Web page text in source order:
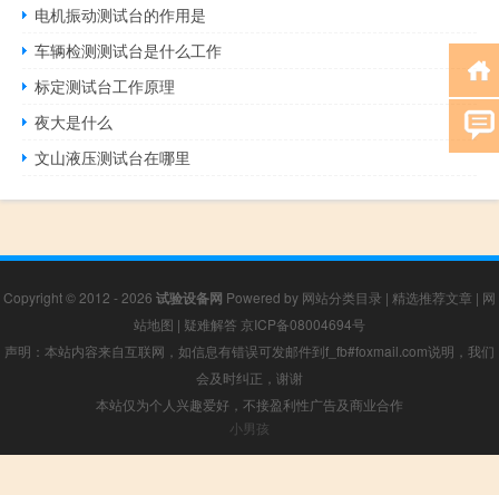
电机振动测试台的作用是
车辆检测测试台是什么工作
标定测试台工作原理
夜大是什么
文山液压测试台在哪里
Copyright © 2012 - 2026 试验设备网 Powered by 网站分类目录 | 精选推荐文章 | 网
站地图 | 疑难解答 京ICP备08004694号
声明：本站内容来自互联网，如信息有错误可发邮件到f_fb#foxmail.com说明，我们
会及时纠正，谢谢
本站仅为个人兴趣爱好，不接盈利性广告及商业合作
小男孩